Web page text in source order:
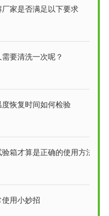
家是否满足以下要求
要清洗一次呢？
恢复时间如何检验
箱才算是正确的使用方法
用小妙招